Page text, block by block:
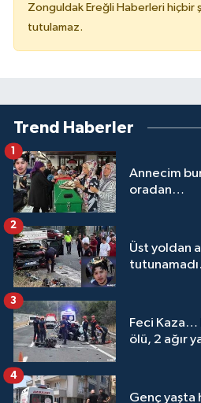
Zonguldak Ereğli Haberleri hiçbir
tutulamaz.
Trend Haberler
Annecim
oradan…
1
Üst yoldan
2
Feci Kaza…
ölü, 2 ağır
3
Genç yaşta
4